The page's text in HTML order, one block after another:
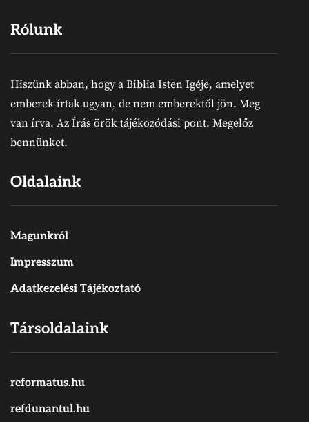
Rólunk
Hiszünk abban, hogy a Biblia Isten Igéje, amelyet
emberek írtak ugyan, de nem emberektől jön. Meg
van írva. Az Írás örök tájékozódási pont. Megelőz
bennünket.
Oldalaink
Magunkról
Impresszum
Adatkezelési Tájékoztató
Társoldalaink
reformatus.hu
refdunantul.hu